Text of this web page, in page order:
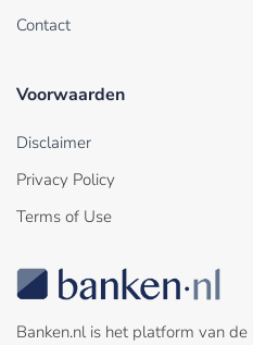
Contact
Voorwaarden
Disclaimer
Privacy Policy
Terms of Use
Banken.nl is het platform van